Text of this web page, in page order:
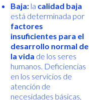
Baja:la calidad baja
está determinada por
factores
insuficientes para el
desarrollo normal de
la vida de los seres
humanos. Deficiencias
en los servicios de
atención de
necesidades básicas,